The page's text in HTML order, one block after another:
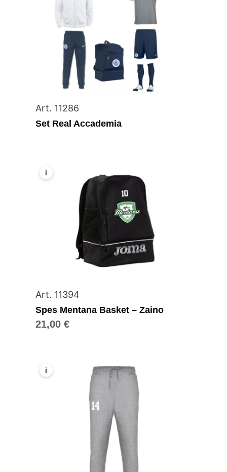
Art. 11286
Set Real Accademia
i
Art. 11394
Spes Mentana Basket – Zaino
21,00€
i